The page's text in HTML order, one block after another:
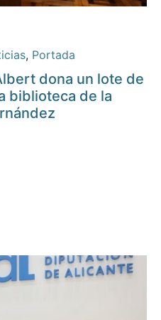
, Portada
dona un lote de
biblioteca de la